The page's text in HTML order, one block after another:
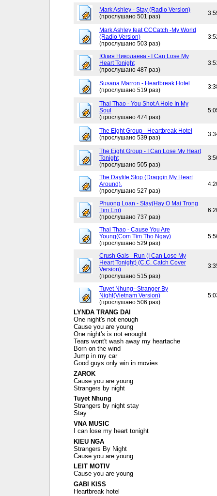
Mark Ashley - Stay (Radio Version)
(прослушано 501 раз)
Mark Ashley feat CCCatch -My World
(Radio Version)
(прослушано 503 раз)
Юлия Николаева - I Can Lose My
Heart Tonight
(прослушано 487 раз)
Susana Marron - Heartbreak Hotel
(прослушано 519 раз)
Thai Thao - You Shot A Hole In My
Soul
(прослушано 474 раз)
The Eight Group - Heartbreak Hotel
(прослушано 539 раз)
The Eight Group - I Can Lose My Heart
Tonight
(прослушано 505 раз)
The Daylite Stop (Draggin My Heart
Around).
(прослушано 527 раз)
Phuong Loan - Stay(Hay O Mai Trong
Tim Em)
(прослушано 737 раз)
Thai Thao - Cause You Are
Young(Com Tim Tho Ngay)
(прослушано 529 раз)
Crush Gals - Run (I Can Lose My
Heart Tonight) (C.C. Catch Cover
Version)
(прослушано 515 раз)
Tuyet Nhung--Stranger By
Night(Vietnam Version)
(прослушано 506 раз)
LYNDA TRANG DAI
One night's not enough
Cause you are young
One night's is not enought
Tears wont't wash away my heartache
Born on the wind
Jump in my car
Good guys only win in movies
ZAROK
Cause you are young
Strangers by night
Tuyet Nhung
Strangers by night stay
Stay
VNA MUSIC
I can lose my heart tonight
KIEU NGA
Strangers By Night
Cause you are young
LEIT MOTIV
Cause you are young
GABI KISS
Heartbreak hotel